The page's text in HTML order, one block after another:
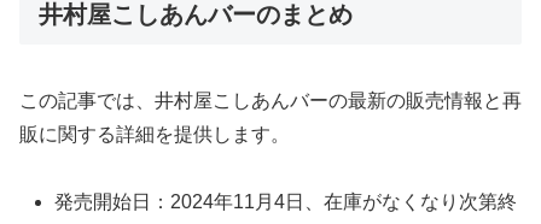
井村屋こしあんバーのまとめ
この記事では、井村屋こしあんバーの最新の販売情報と再
販に関する詳細を提供します。
発売開始日：2024年11月4日、在庫がなくなり次第終